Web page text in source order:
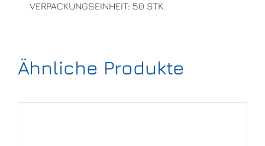
VERPACKUNGSEINHEIT: 50 STK.
Ähnliche Produkte